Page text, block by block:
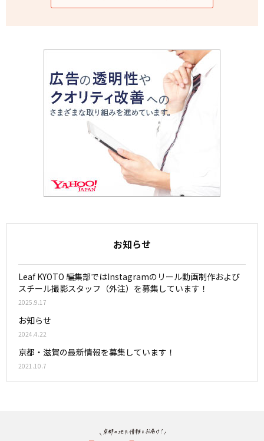
お知らせ
Leaf KYOTO 編集部ではInstagramのリール動画制作および
スチール撮影スタッフ（外注）を募集しています！
2025.9.17
お知らせ
2024.4.22
京都・滋賀の最新情報を募集しています！
2021.10.7